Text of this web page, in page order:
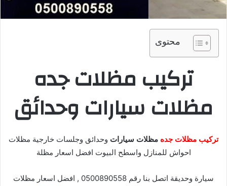
محتوى
تركيب مظلات جده
مظلات سيارات وحدائق
تركيب مظلات جده مظلات سيارات وحدائق وجلسات خارجية مظلات
احواش للمنازل واسطح البيوت افضل اسعار مظلة
سيارة وحديقة اتصل بنا رقم 0500890558 , افضل اسعار مظلات